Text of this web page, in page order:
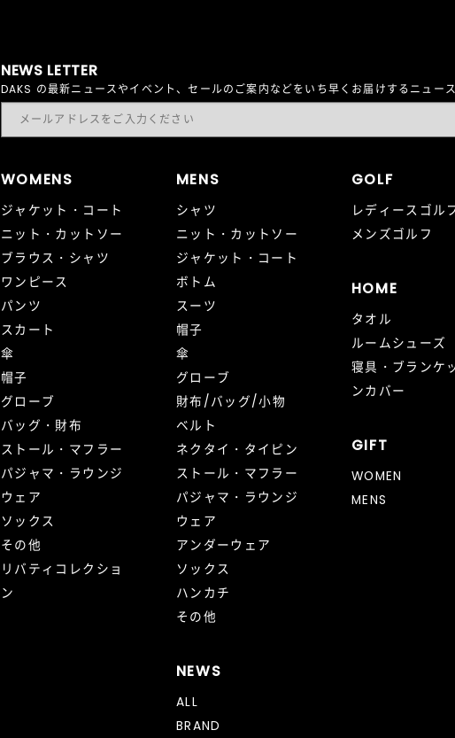
NEWS LETTER
DAKS の最新ニュースやイベント、セールのご案内などをいち早くお届けするニュー
WOMENS
ジャケット・コート
ニット・カットソー
ブラウス・シャツ
ワンピース
パンツ
スカート
傘
帽子
グローブ
バッグ・財布
ストール・マフラー
パジャマ・ラウンジ
ウェア
ソックス
その他
リバティコレクショ
ン
MENS
シャツ
ニット・カットソー
ジャケット・コート
ボトム
スーツ
帽子
傘
グローブ
財布/バッグ/小物
ベルト
ネクタイ・タイピン
ストール・マフラー
パジャマ・ラウンジ
ウェア
アンダーウェア
ソックス
ハンカチ
その他
NEWS
ALL
BRAND
GOLF
レディースゴル
メンズゴルフ
HOME
タオル
ルームシューズ
寝具・ブランケ
ンカバー
GIFT
WOMEN
MENS